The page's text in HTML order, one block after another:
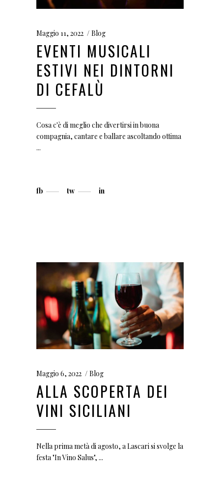
Maggio 11, 2022 Blog
EVENTI MUSICALI
ESTIVI NEI DINTORNI
DI CEFALÙ
Cosa c'è di meglio che divertirsi in buona
compagnia, cantare e ballare ascoltando ottima
fb tw in
Maggio 6, 2022 Blog
ALLA SCOPERTA DEI
VINI SICILIANI
Nella prima metà di agosto, a Lascari si svolge la
festa "In Vino Salus",